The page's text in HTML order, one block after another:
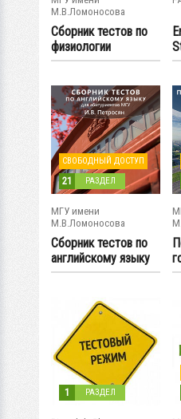
М.В.Ломоносова
Сборник тестов по
физиологии
висцеральных
СВОБОДНЫЙ ДОСТУП
21 РАЗДЕЛ
МГУ имени
М.В.Ломоносова
Сборник тестов по
английскому языку
для...
1 РАЗДЕЛ